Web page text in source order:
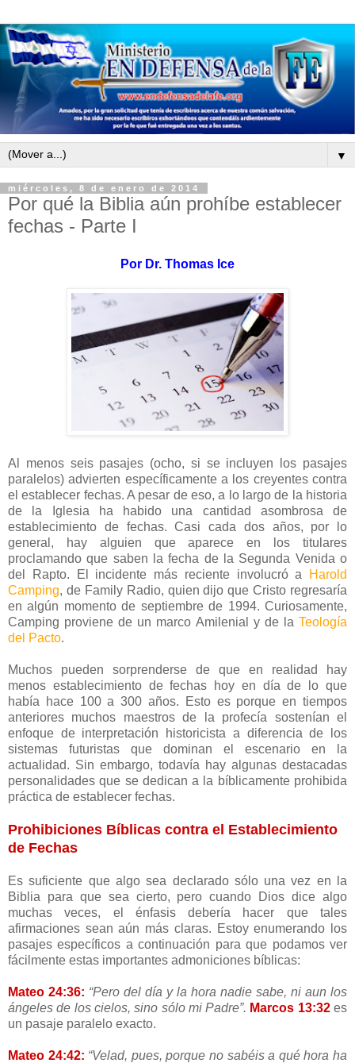
▼
miércoles, 8 de enero de 2014
Por qué la Biblia aún prohíbe establecer
fechas - Parte I
Por Dr. Thomas Ice
Al menos seis pasajes (ocho, si se incluyen los pasajes
paralelos) advierten específicamente a los creyentes contra
el establecer fechas. A pesar de eso, a lo largo de la historia
de la Iglesia ha habido una cantidad asombrosa de
establecimiento de fechas. Casi cada dos años, por lo
general, hay alguien que aparece en los titulares
proclamando que saben la fecha de la Segunda Venida o
del Rapto. El incidente más reciente involucró a
Harold
Camping, de Family Radio, quien dijo que Cristo regresaría
en algún momento de septiembre de 1994. Curiosamente,
Camping proviene de un marco Amilenial y de la Teología
del Pacto.
Muchos pueden sorprenderse de que en realidad hay
menos establecimiento de fechas hoy en día de lo que
había hace 100 a 300 años. Esto es porque en tiempos
anteriores muchos maestros de la profecía sostenían el
enfoque de interpretación historicista a diferencia de los
sistemas futuristas que dominan el escenario en la
actualidad. Sin embargo, todavía hay algunas destacadas
personalidades que se dedican a la bíblicamente prohibida
práctica de establecer fechas.
Prohibiciones Bíblicas contra el Establecimiento
de Fechas
Es suficiente que algo sea declarado sólo una vez en la
Biblia para que sea cierto, pero cuando Dios dice algo
muchas veces, el énfasis debería hacer que tales
afirmaciones sean aún más claras. Estoy enumerando los
pasajes específicos a continuación para que podamos ver
fácilmente estas importantes admoniciones bíblicas:
Mateo 24:36: “Pero del día y la hora nadie sabe, ni aun los
ángeles de los cielos, sino sólo mi Padre”. Marcos 13:32es
un pasaje paralelo exacto.
Mateo 24:42: “Velad, pues, porque no sabéis a qué hora ha